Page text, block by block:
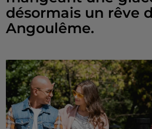
désormais un rêve
Angoulême.